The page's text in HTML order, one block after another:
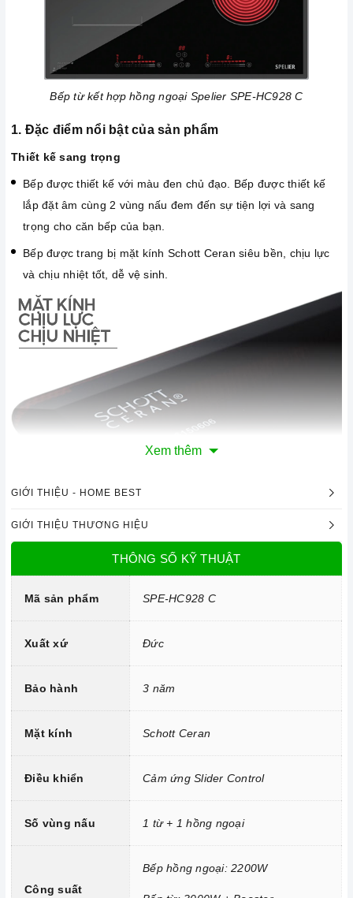
Bếp từ kết hợp hồng ngoại Spelier SPE-HC928 C
1. Đặc điểm nổi bật của sản phẩm
Thiết kế sang trọng
Bếp được thiết kế với màu đen chủ đạo. Bếp được thiết kế
lắp đặt âm cùng 2 vùng nấu đem đến sự tiện lợi và sang
trọng cho căn bếp của bạn.
Bếp được trang bị mặt kính Schott Ceran siêu bền, chịu lực
và chịu nhiệt tốt, dễ vệ sinh.
Công nghệ hiện đại
Sử dụng bản mạch mâm từ theo công nghệ Châu Âu
Công nghệ INVERTER tiết kiệm điện năng.
Trang bị 9 dải công suất nấu.
Tính năng vượt trội
Chức năng Tự động chia sẻ công suất:
chia sẻ công suất cho các vùng nấu khác nhau.
Xem thêm
GIỚI THIỆU - HOME BEST
GIỚI THIỆU THƯƠNG HIỆU
THÔNG SỐ KỸ THUẬT
Mã sản phẩm SPE-HC928 C
Xuất xứ Đức
Bảo hành 3 năm
Mặt kính Schott Ceran
Điều khiển Cảm ứng Slider Control
Số vùng nấu 1 từ + 1 hồng ngoại
Công suất
Bếp hồng ngoại: 2200W